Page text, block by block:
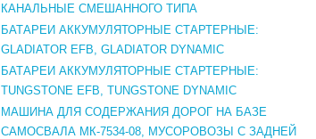
КАНАЛЬНЫЕ СМЕШАННОГО ТИПА
БАТАРЕИ АККУМУЛЯТОРНЫЕ СТАРТЕРНЫЕ:
GLADIATOR EFB, GLADIATOR DYNAMIC
БАТАРЕИ АККУМУЛЯТОРНЫЕ СТАРТЕРНЫЕ:
TUNGSTONE EFB, TUNGSTONE DYNAMIC
МАШИНА ДЛЯ СОДЕРЖАНИЯ ДОРОГ НА БАЗЕ
САМОСВАЛА МК-7534-08, МУСОРОВОЗЫ С ЗАДНЕЙ